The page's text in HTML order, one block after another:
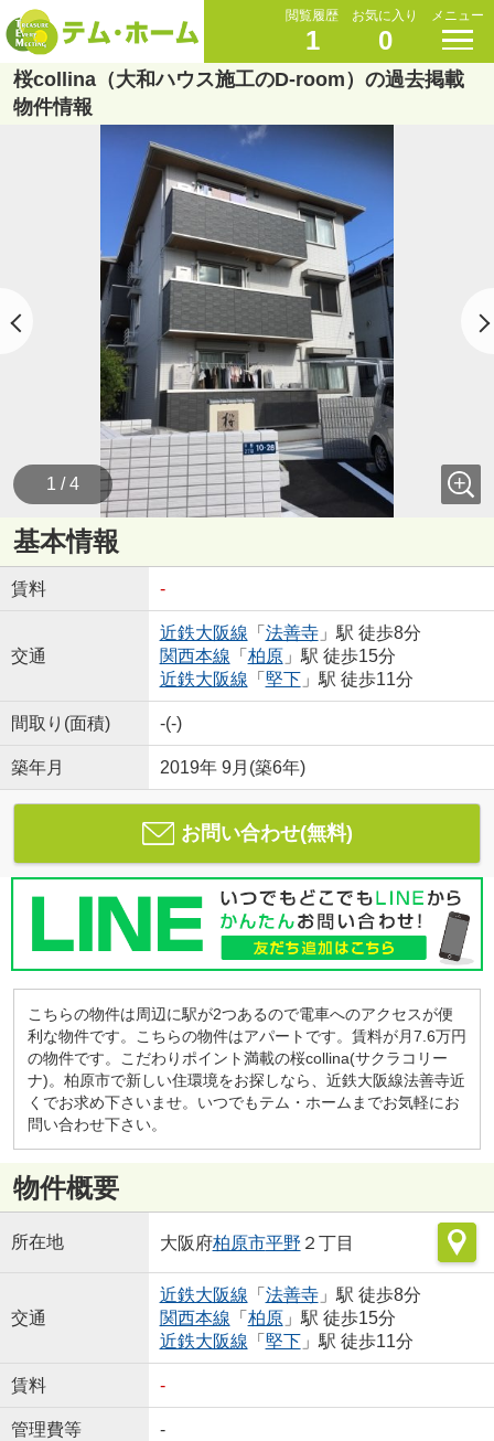
閲覧履歴
1
お気に入り
0
メニュー
桜collina（大和ハウス施工のD-room）の過去掲載
物件情報
1 / 4
基本情報
賃料 -
交通
近鉄大阪線 「 法善寺」駅 徒歩8分
関西本線 「 柏原」駅 徒歩15分
近鉄大阪線 「 堅下」駅 徒歩11分
間取り(面積) -(-)
築年月 2019年 9月(築6年)
お問い合わせ(無料)
こちらの物件は周辺に駅が2つあるので電車へのアクセスが便
利な物件です。こちらの物件はアパートです。賃料が月7.6万円
の物件です。こだわりポイント満載の桜collina(サクラコリー
ナ)。柏原市で新しい住環境をお探しなら、近鉄大阪線法善寺近
くでお求め下さいませ。いつでもテム・ホームまでお気軽にお
問い合わせ下さい。
物件概要
所在地 大阪府柏原市平野 ２丁目
交通
近鉄大阪線 「 法善寺」駅 徒歩8分
関西本線 「 柏原」駅 徒歩15分
近鉄大阪線 「 堅下」駅 徒歩11分
賃料 -
管理費等 -